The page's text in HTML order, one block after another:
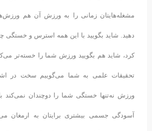
مشغله‌هایتان زمانی را به ورزش آن هم
دهید. شاید بگویید با این همه استرس و خستگی
کرد، شاید هم بگویید ورزش شما را خسته‌تر
تحقیقات علمی به شما می‌گوییم سخت در
ورزش نه‌تنها خستگی شما را دوچندان نمی‌کند
آسودگی جسمی بیشتری برایتان به ارمغان